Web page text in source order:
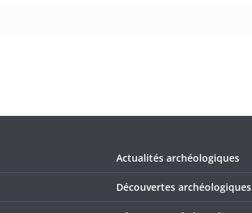
Actualités archéologiques
Découvertes archéologiques